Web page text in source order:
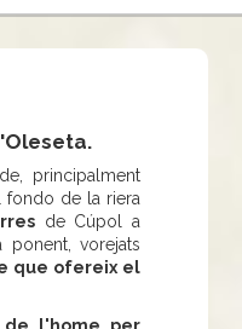
principalment
fondo de la riera
de Cúpol a
vorejats
que ofereix el
de l'home per